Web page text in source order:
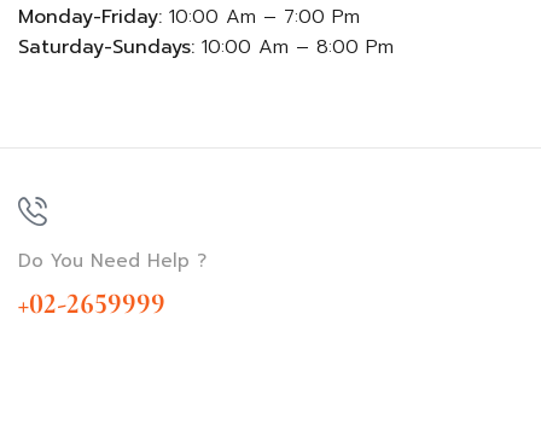
Monday-Friday: 10:00 Am – 7:00 Pm
Saturday-Sundays: 10:00 Am – 8:00 Pm
Do You Need Help ?
+02-2659999